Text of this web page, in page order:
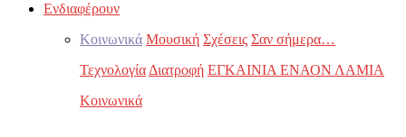
Ενδιαφέρουν
Κοινωνικά Μουσική Σχέσεις Σαν σήμερα…
Τεχνολογία Διατροφή ΕΓΚΑΙΝΙΑ ΕΝΑΟΝ ΛΑΜΙΑ
Κοινωνικά